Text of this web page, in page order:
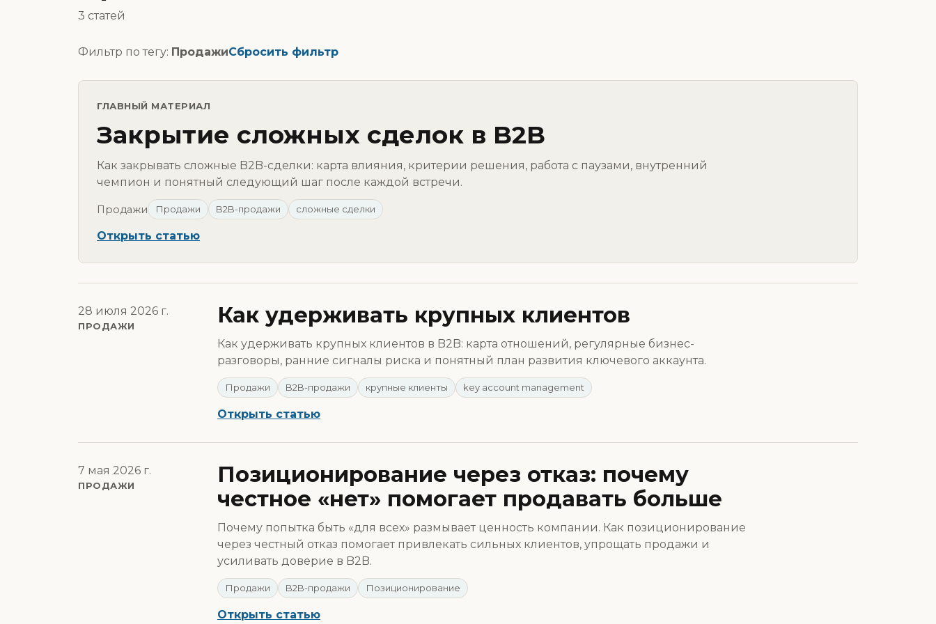
3 статей
Фильтр по тегу: ПродажиСбросить фильтр
ГЛАВНЫЙ МАТЕРИАЛ
Закрытие сложных сделок в B2B
Как закрывать сложные B2B-сделки: карта влияния, критерии решения, работа с паузами, внутренний
чемпион и понятный следующий шаг после каждой встречи.
Продажи Продажи B2B-продажи сложные сделки
Открыть статью
28 июля 2026 г.
ПРОДАЖИ Как удерживать крупных клиентов
Как удерживать крупных клиентов в B2B: карта отношений, регулярные бизнес-
разговоры, ранние сигналы риска и понятный план развития ключевого аккаунта.
Продажи B2B-продажи крупные клиенты key account management
Открыть статью
7 мая 2026 г.
ПРОДАЖИ
Позиционирование через отказ: почему
честное «нет» помогает продавать больше
Почему попытка быть «для всех» размывает ценность компании. Как позиционирование
через честный отказ помогает привлекать сильных клиентов, упрощать продажи и
усиливать доверие в B2B.
Продажи B2B-продажи Позиционирование
Открыть статью